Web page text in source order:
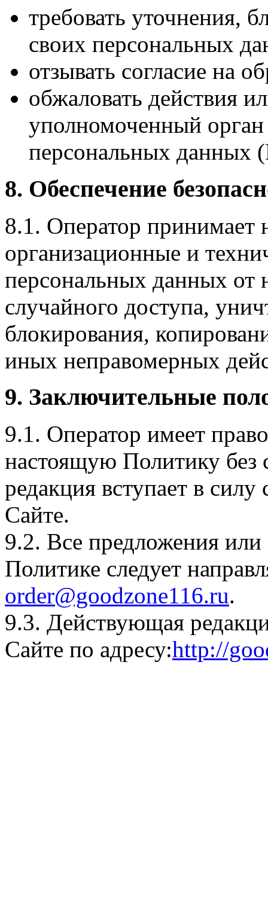
требовать уточнения,
своих персональных
отзывать согласие на
обжаловать действия
уполномоченный орган
персональных данных
8. Обеспечение
8.1. Оператор принимает
организационные и
персональных данных от
случайного доступа,
блокирования,
иных неправомерных
9. Заключительные
9.1. Оператор имеет
настоящую Политику без
редакция вступает в
Сайте.
9.2. Все предложения
Политике следует
order@goodzone116.ru.
9.3. Действующая
Сайте по адресу:http://